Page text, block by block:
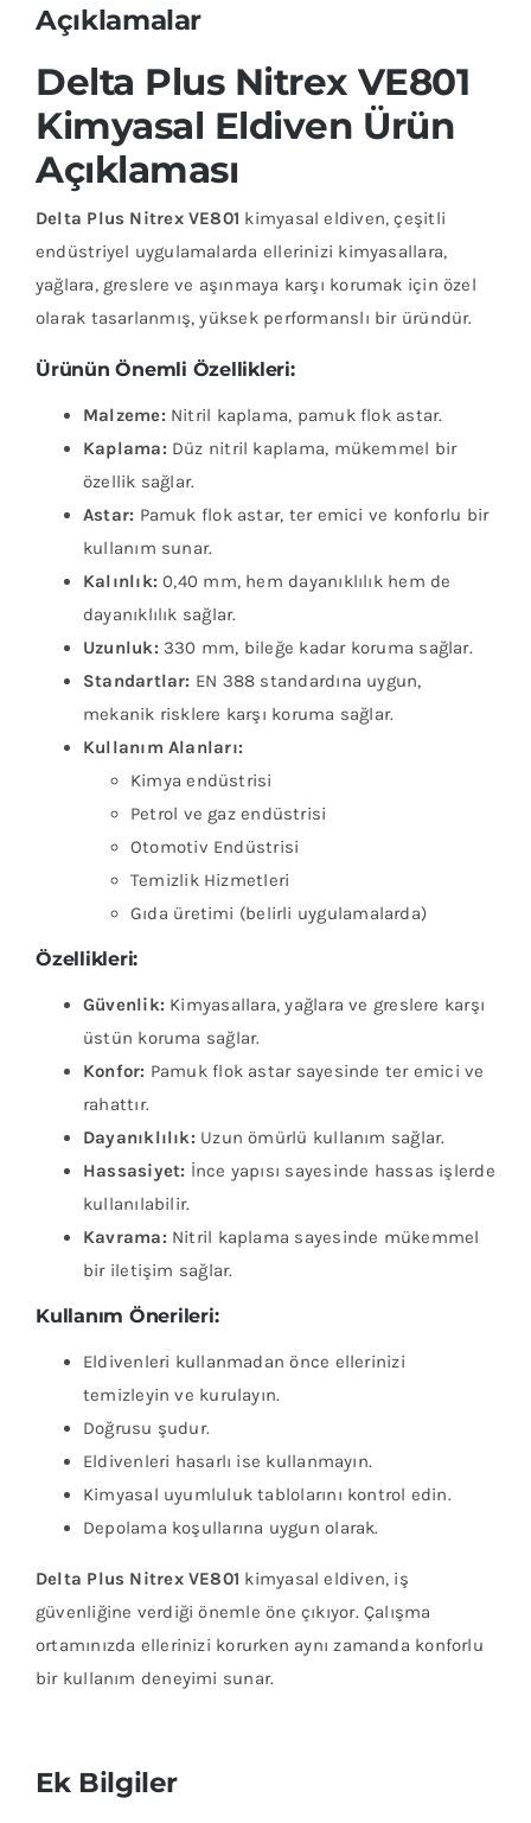
Açıklamalar
Delta Plus Nitrex VE801
Kimyasal Eldiven Ürün
Açıklaması
Delta Plus Nitrex VE801 kimyasal eldiven, çeşitli
endüstriyel uygulamalarda ellerinizi kimyasallara,
yağlara, greslere ve aşınmaya karşı korumak için özel
olarak tasarlanmış, yüksek performanslı bir üründür.
Ürünün Önemli Özellikleri:
Malzeme: Nitril kaplama, pamuk flok astar.
Kaplama: Düz nitril kaplama, mükemmel bir
özellik sağlar.
Astar: Pamuk flok astar, ter emici ve konforlu bir
kullanım sunar.
Kalınlık: 0,40 mm, hem dayanıklılık hem de
dayanıklılık sağlar.
Uzunluk: 330 mm, bileğe kadar koruma sağlar.
Standartlar: EN 388 standardına uygun,
mekanik risklere karşı koruma sağlar.
Kullanım Alanları:
Kimya endüstrisi
Petrol ve gaz endüstrisi
Otomotiv Endüstrisi
Temizlik Hizmetleri
Gıda üretimi (belirli uygulamalarda)
Özellikleri:
Güvenlik: Kimyasallara, yağlara ve greslere karşı
üstün koruma sağlar.
Konfor: Pamuk flok astar sayesinde ter emici ve
rahattır.
Dayanıklılık: Uzun ömürlü kullanım sağlar.
Hassasiyet: İnce yapısı sayesinde hassas işlerde
kullanılabilir.
Kavrama: Nitril kaplama sayesinde mükemmel
bir iletişim sağlar.
Kullanım Önerileri:
Eldivenleri kullanmadan önce ellerinizi
temizleyin ve kurulayın.
Doğrusu şudur.
Eldivenleri hasarlı ise kullanmayın.
Kimyasal uyumluluk tablolarını kontrol edin.
Depolama koşullarına uygun olarak.
Delta Plus Nitrex VE801 kimyasal eldiven, iş
güvenliğine verdiği önemle öne çıkıyor. Çalışma
ortamınızda ellerinizi korurken aynı zamanda konforlu
bir kullanım deneyimi sunar.
Ek Bilgiler